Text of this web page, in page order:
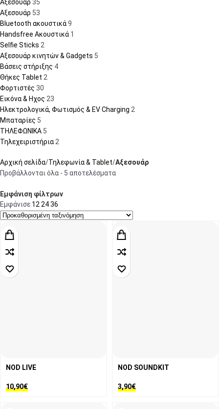
Αξεσουάρ 35
Αξεσουάρ 53
Bluetooth ακουστικά9
Handsfree Ακουστικά 1
Selfie Sticks 2
Αξεσουάρ κινητών & Gadgets 5
Βάσεις στήριξης 4
Θήκες Tablet 2
Φορτιστές 30
Εικόνα & Ηχος 23
Ηλεκτρολογικά, Φωτισμός & EV Charging 2
Μπαταρίες 5
ΤΗΛΕΦΩΝΙΚΑ 5
Τηλεχειριστήρια 2
Αρχική σελίδα Τηλεφωνία & Tablet Αξεσουάρ
Προβάλλονται όλα - 5 αποτελέσματα
Εμφάνιση φίλτρων
Εμφάνισε 12 2436
NOD LIVE
10,90€
NOD SOUNDKIT
3,90€